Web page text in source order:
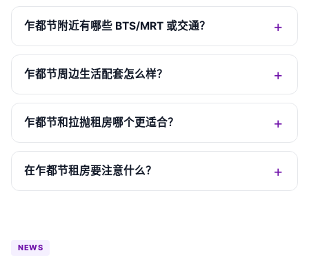
乍都节附近有哪些 BTS/MRT 或交通？
乍都节周边生活配套怎么样？
乍都节和拉抛租房哪个更适合？
在乍都节租房要注意什么？
NEWS